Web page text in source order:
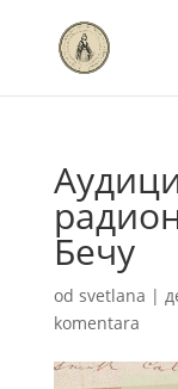
Бечу
od svetlana |
komentara